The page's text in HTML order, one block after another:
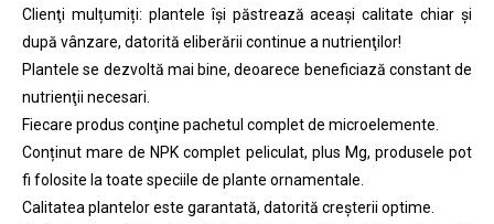
Clienţi mulțumiți: plantele îşi păstrează aceași calitate chiar şi
după vânzare, datorită eliberării continue a nutrienţilor!
Plantele se dezvoltă mai bine, deoarece beneficiază constant de
nutrienţii necesari.
Fiecare produs conţine pachetul complet de microelemente.
Conținut mare de NPK complet peliculat, plus Mg, produsele pot
fi folosite la toate speciile de plante ornamentale.
Calitatea plantelor este garantată, datorită creşterii optime.